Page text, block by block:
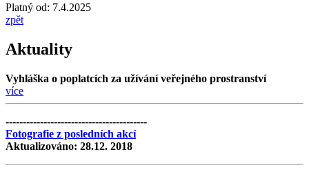
Platný od: 7.4.2025
zpět
Aktuality
Vyhláška o poplatcích za užívání veřejného prostranství
více
-----------------------------------------
Fotografie z posledních akcí
Aktualizováno: 28.12. 2018